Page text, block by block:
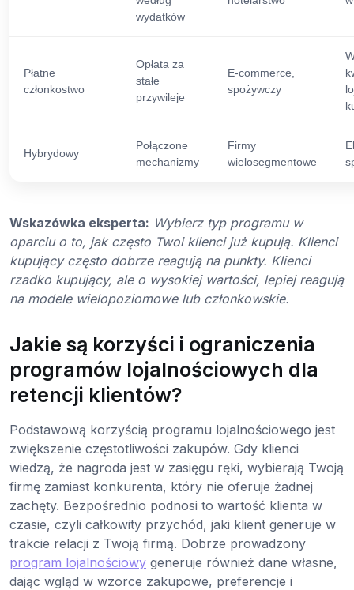
wydatków
Płatne
członkostwo
Opłata za
stałe
przywileje
E-commerce,
spożywczy
Hybrydowy
Połączone
mechanizmy
Firmy
wielosegmentowe
Wskazówka eksperta: Wybierz typ programu w
oparciu o to, jak często Twoi klienci już kupują. Klienci
kupujący często dobrze reagują na punkty. Klienci
rzadko kupujący, ale o wysokiej wartości, lepiej reagują
na modele wielopoziomowe lub członkowskie.
Jakie są korzyści i ograniczenia
programów lojalnościowych dla
retencji klientów?
Podstawową korzyścią programu lojalnościowego jest
zwiększenie częstotliwości zakupów. Gdy klienci
wiedzą, że nagroda jest w zasięgu ręki, wybierają Twoją
firmę zamiast konkurenta, który nie oferuje żadnej
zachęty. Bezpośrednio podnosi to wartość klienta w
czasie, czyli całkowity przychód, jaki klient generuje w
trakcie relacji z Twoją firmą. Dobrze prowadzony
program lojalnościowy generuje również dane własne,
dając wgląd w wzorce zakupowe, preferencje i